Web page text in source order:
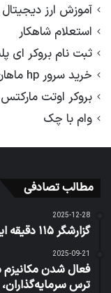
آموزش ارز
استعلام شاهکار
ثبت نام بروکر ای
خرید سرور hp ماهان
بروکر اوتت مارکتس
وام با چک
مطالب تصادفی
2025-12-28
گزارشگر ۱۱۵ دقیقه ایستاد تا تیمش را تشویق کند
2025-09-21
فعال شدن مکانیزم
ترس